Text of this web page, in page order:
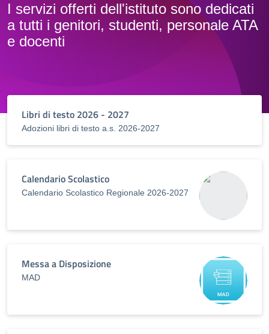
I servizi offerti dell'istituto sono dedicati
a tutti i genitori, studenti, personale ATA
e docenti
Libri di testo 2026 - 2027
Adozioni libri di testo a.s. 2026-2027
Calendario Scolastico
Calendario Scolastico Regionale 2026-2027
Messa a Disposizione
MAD